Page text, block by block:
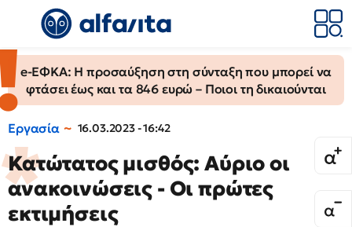
e-ΕΦΚΑ: Η προσαύξηση στη σύνταξη που μπορεί να
φτάσει έως και τα 846 ευρώ – Ποιοι τη δικαιούνται
Εργασία 16.03.2023 - 16:42
Κατώτατος μισθός: Αύριο οι
ανακοινώσεις - Οι πρώτες
εκτιμήσεις